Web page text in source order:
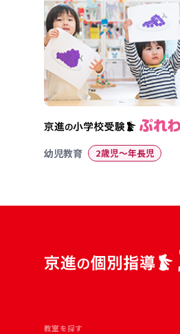
幼児教育 2歳児〜年長児
教室を探す